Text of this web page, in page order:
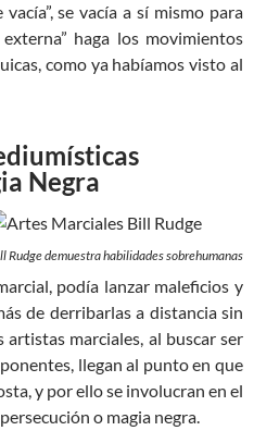
se vacía a sí mismo para
haga los movimientos
como ya habíamos visto al
Negra
Rudge demuestra habilidades sobrehumanas
podía lanzar maleficios y
de derribarlas a distancia sin
marciales, al buscar ser
llegan al punto en que
y por ello se involucran en el
o magia negra.